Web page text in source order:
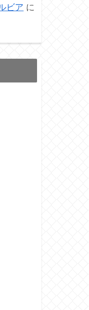
ビア に